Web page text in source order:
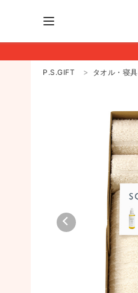
P.S.GIFT タオル・寝具